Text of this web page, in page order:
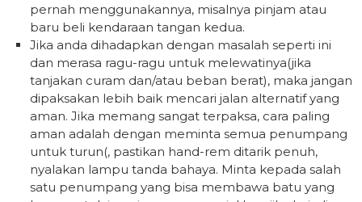
pernah menggunakannya, misalnya pinjam atau
baru beli kendaraan tangan kedua.
Jika anda dihadapkan dengan masalah seperti ini
dan merasa ragu-ragu untuk melewatinya(jika
tanjakan curam dan/atau beban berat), maka jangan
dipaksakan lebih baik mencari jalan alternatif yang
aman. Jika memang sangat terpaksa, cara paling
aman adalah dengan meminta semua penumpang
untuk turun(, pastikan hand-rem ditarik penuh,
nyalakan lampu tanda bahaya. Minta kepada salah
satu penumpang yang bisa membawa batu yang